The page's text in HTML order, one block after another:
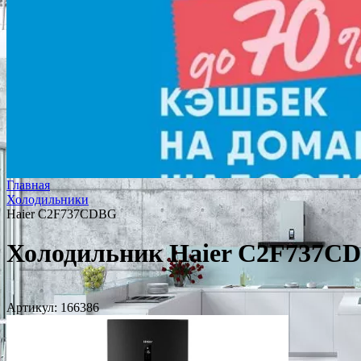
Главная
Холодильники
Haier C2F737CDBG
Холодильник Haier
Артикул: 166386